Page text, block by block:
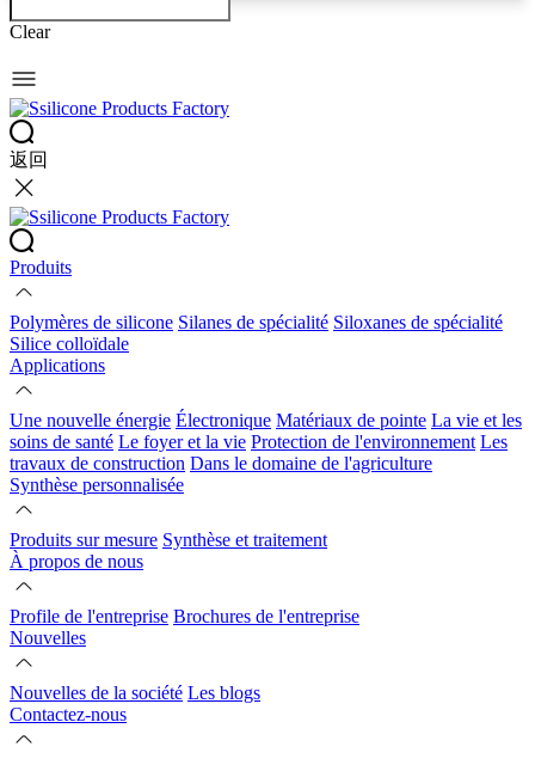
Clear
返回
Produits
Polymères de silicone Silanes de spécialité Siloxanes de spécialité
Silice colloïdale
Applications
Une nouvelle énergie Électronique Matériaux de pointe La vie et les
soins de santé Le foyer et la vie Protection de l'environnement Les
travaux de construction Dans le domaine de l'agriculture
Synthèse personnalisée
Produits sur mesure Synthèse et traitement
À propos de nous
Profile de l'entreprise Brochures de l'entreprise
Nouvelles
Nouvelles de la société Les blogs
Contactez-nous